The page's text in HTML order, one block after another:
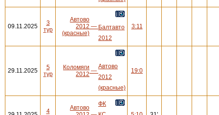
09.11.2025
3
тур
Автово
2012
(красные)
— Балтавто
2012
3:11
29.11.2025
5
тур
Коломяги
2012 —
Автово
2012
(красные)
19:0
4
Автово
ФК